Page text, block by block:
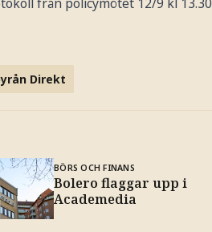
Direkt
BÖRS OCH FINANS
Bolero flaggar upp i
Academedia